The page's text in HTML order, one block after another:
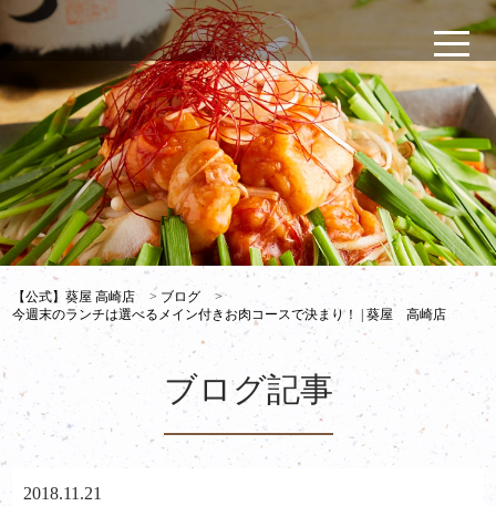
【公式】葵屋 高崎店 > ブログ
>
今週末のランチは選べるメイン付きお肉コースで決まり！ | 葵屋 高崎店
ブログ記事
2018.11.21